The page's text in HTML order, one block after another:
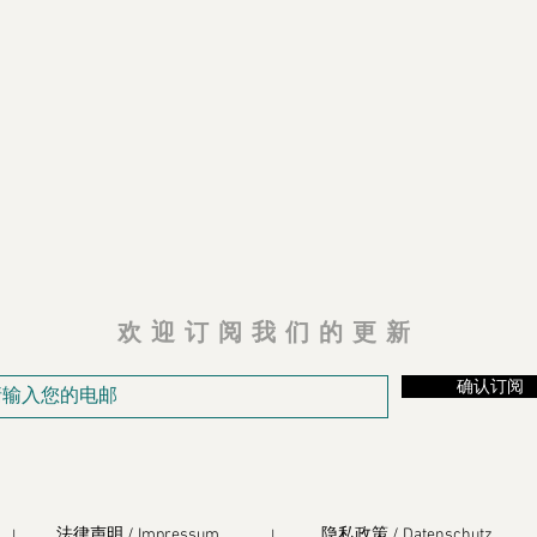
欢迎订阅我们的更新
确认订阅